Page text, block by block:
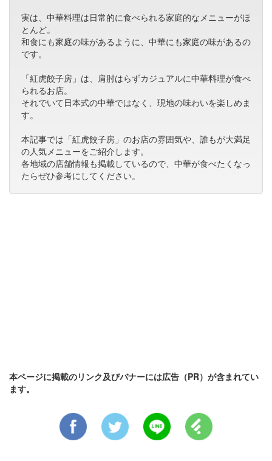
実は、中華料理は日常的に食べられる家庭的なメニューがほ
とんど。
和食にも家庭の味があるように、中華にも家庭の味があるの
です。
「紅虎餃子房」は、肩肘はらずカジュアルに中華料理が食べ
られるお店。
それでいて日本式の中華ではなく、現地の味わいを楽しめま
す。
本記事では「紅虎餃子房」のお店の雰囲気や、誰もが大満足
の人気メニューをご紹介します。
各地域の店舗情報も掲載しているので、中華が食べたくなっ
たらぜひ参考にしてください。
本ページに掲載のリンク及びバナーには広告（PR）が含まれてい
ます。